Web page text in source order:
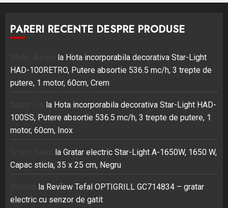
PARERI RECENTE DESPRE PRODUSE
la Hota incorporabila decorativa Star-Light
HAD-100RETRO, Putere absortie 536.5 mc/h, 3 trepte de
putere, 1 motor, 60cm, Crem
la Hota incorporabila decorativa Star-Light HAD-
100SS, Putere absortie 536.5 mc/h, 3 trepte de putere, 1
motor, 60cm, Inox
la Gratar electric Star-Light A-1650W, 1650 W,
Capac sticla, 35 x 25 cm, Negru
la Review Tefal OPTIGRILL GC714834 – gratar
electric cu senzor de gatit